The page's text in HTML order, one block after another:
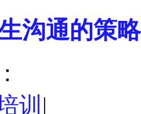
沟通的策
训 |